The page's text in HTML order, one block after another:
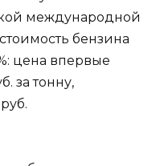
международной
бензина
цена впервые
за тонну,